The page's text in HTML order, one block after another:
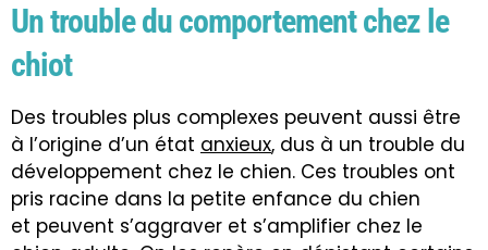
Un trouble du comportement chez le
chiot
Des troubles plus complexes peuvent aussi être
à l’origine d’un état anxieux, dus à un trouble du
développement chez le chien. Ces troubles ont
pris racine dans la petite enfance du chien
et peuvent s’aggraver et s’amplifier chez le